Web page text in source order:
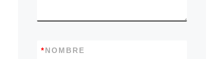
NOMBRE
*